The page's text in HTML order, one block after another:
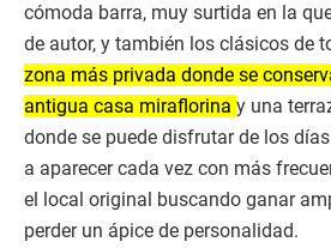
cómoda barra, muy surtida en la
de autor, y también los clásicos de
zona más privada donde se
antigua casa miraflorina y una
donde se puede disfrutar de los
a aparecer cada vez con más
el local original buscando ganar
perder un ápice de personalidad.